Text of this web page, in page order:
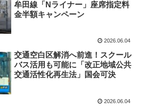
牟田線「Nライナー」座席指定料
金半額キャンペーン
2026.06.04
交通空白区解消へ前進！スクール
バス活用も可能に「改正地域公共
交通活性化再生法」国会可決
2026.06.04